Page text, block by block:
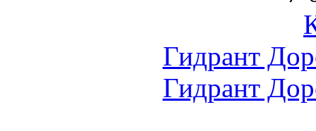
Гидрант
Гидрант